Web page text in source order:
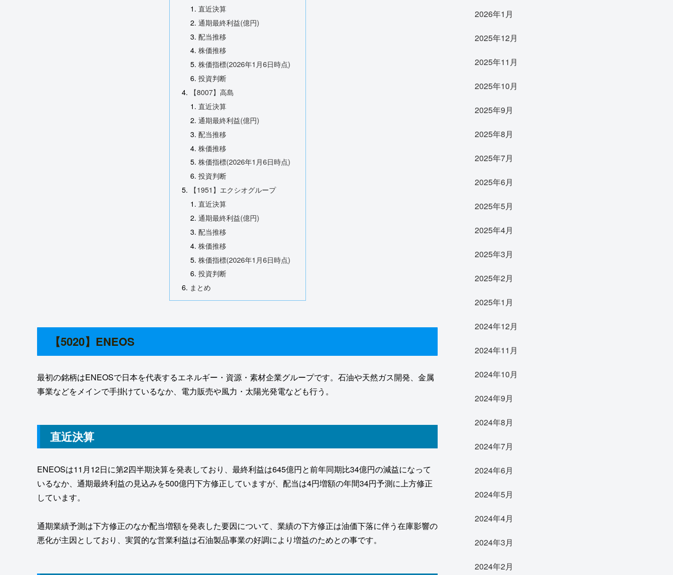
直近決算
通期最終利益(億円)
配当推移
株価推移
株価指標(2026年1月6日時点)
投資判断
【8007】高島
直近決算
通期最終利益(億円)
配当推移
株価推移
株価指標(2026年1月6日時点)
投資判断
【1951】エクシオグループ
直近決算
通期最終利益(億円)
配当推移
株価推移
株価指標(2026年1月6日時点)
投資判断
まとめ
【5020】ENEOS
最初の銘柄はENEOSで日本を代表するエネルギー・資源・素材企業グループです。石油や天然ガス開発、金属
事業などをメインで手掛けているなか、電力販売や風力・太陽光発電なども行う。
直近決算
ENEOSは11月12日に第2四半期決算を発表しており、最終利益は645億円と前年同期比34億円の減益になって
いるなか、通期最終利益の見込みを500億円下方修正していますが、配当は4円増額の年間34円予測に上方修正
しています。
通期業績予測は下方修正のなか配当増額を発表した要因について、業績の下方修正は油価下落に伴う在庫影響の
悪化が主因としており、実質的な営業利益は石油製品事業の好調により増益のためとの事です。
2026年1月
2025年12月
2025年11月
2025年10月
2025年9月
2025年8月
2025年7月
2025年6月
2025年5月
2025年4月
2025年3月
2025年2月
2025年1月
2024年12月
2024年11月
2024年10月
2024年9月
2024年8月
2024年7月
2024年6月
2024年5月
2024年4月
2024年3月
2024年2月